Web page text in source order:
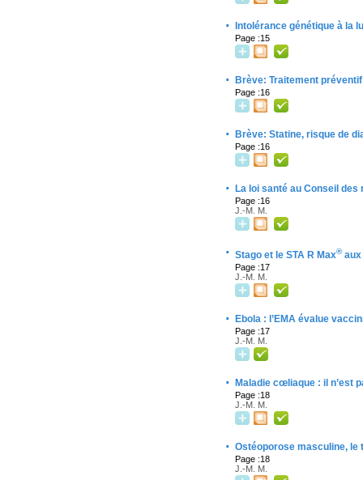
· Intolérance génétique à la
Page :15
· Brève: Traitement préventif
Page :16
· Brève: Statine, risque de
Page :16
· La loi santé au Conseil des
Page :16
J.-M. M.
· Stago et le STA R Max®aux
Page :17
J.-M. M.
· Ebola : l’EMA évalue
Page :17
J.-M. M.
· Maladie cœliaque : il n’est
Page :18
J.-M. M.
· Ostéoporose masculine, le
Page :18
J.-M. M.